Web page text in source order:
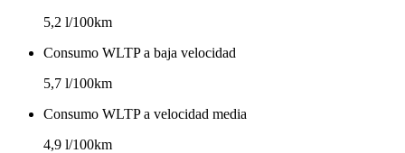
5,2 l/100km
Consumo WLTP a baja velocidad
5,7 l/100km
Consumo WLTP a velocidad media
4,9 l/100km